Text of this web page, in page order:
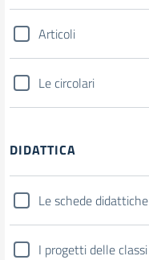
Articoli
Le circolari
DIDATTICA
Le schede didattiche
I progetti delle classi